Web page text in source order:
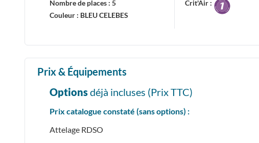
Nombre de places : 5
Couleur : BLEU CELEBES
Crit'Air :
Prix & Équipements
Optionsdéjà incluses (PrixTTC)
Prix catalogue constaté (sans options) :
Attelage RDSO